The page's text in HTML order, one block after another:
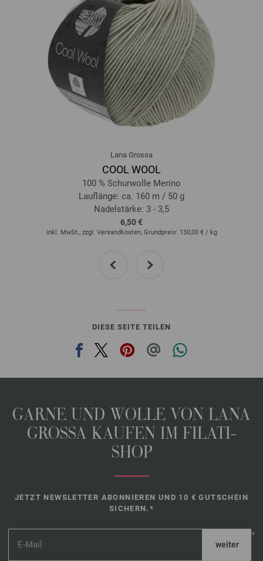
Minttürkis/Dunkelblau/Royal/Blauviolett | EAN: 4033493372015
411-Anthrazit/
Dunkelgrau/ Hellgrau/Mittelgrau/Stahlgrau/Rohweiß | EAN:
4033493372022
Gelb/ Türkis/ Grün/Dunkelgrün/Ocker | EAN: 4033493372039
Lana Grossa
COOL WOOL
100 % Schurwolle Merino
Lauflänge: ca. 160 m / 50 g
Nadelstärke: 3 - 3,5
6,50 €
inkl. MwSt., zzgl. Versandkosten, Grundpreis: 130,00 € / kg
prev next
DIESE SEITE TEILEN
GARNE UND WOLLE VON LANA
GROSSA KAUFEN IM FILATI-
SHOP
JETZT NEWSLETTER ABONNIEREN UND 10 € GUTSCHEIN
SICHERN.*
*